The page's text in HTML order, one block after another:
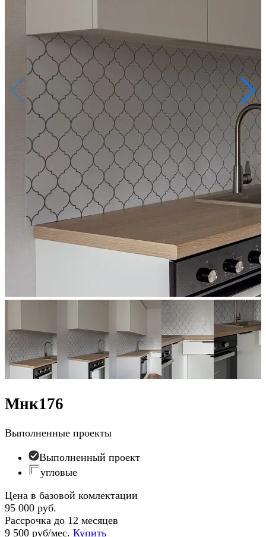
Мнк176
Выполненные проекты
Выполненный проект
угловые
Цена в базовой комлектации
95 000 руб.
Рассрочка до 12 месяцев
9 500 руб/мес. Купить